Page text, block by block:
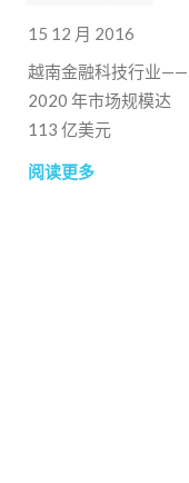
15 12 月 2016
越南金融科技行业——
2020 年市场规模达
113 亿美元
阅读更多